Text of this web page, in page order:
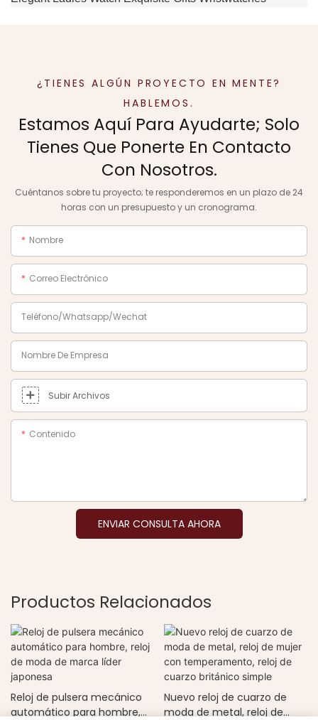
¿TIENES ALGÚN PROYECTO EN MENTE?
HABLEMOS.
Estamos Aquí Para Ayudarte; Solo
Tienes Que Ponerte En Contacto
Con Nosotros.
Cuéntanos sobre tu proyecto; te responderemos en un plazo de 24
horas con un presupuesto y un cronograma.
Nombre
Correo Electrónico
Teléfono/Whatsapp/Wechat
Nombre De Empresa
Subir Archivos
Contenido
ENVIAR CONSULTA AHORA
Productos Relacionados
Reloj de pulsera mecánico
automático para hombre,
Nuevo reloj de cuarzo de
moda de metal, reloj de